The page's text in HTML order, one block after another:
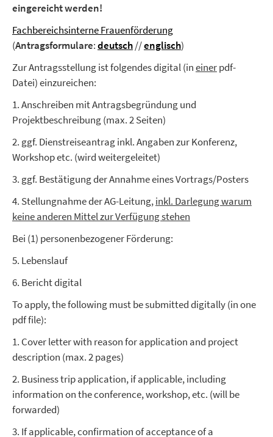
eingereicht werden!
Fachbereichsinterne Frauenförderung
(Antragsformulare:deutsch//englisch)
Zur Antragsstellung ist folgendes digital (ineinerpdf-
Datei) einzureichen:
1. Anschreiben mit Antragsbegründung und
Projektbeschreibung (max. 2 Seiten)
2. ggf. Dienstreiseantrag inkl. Angaben zur Konferenz,
Workshop etc. (wird weitergeleitet)
3. ggf. Bestätigung der Annahme eines Vortrags/Posters
4. Stellungnahme der AG-Leitung,inkl. Darlegung warum
keine anderen Mittel zur Verfügung stehen
Bei (1) personenbezogener Förderung:
5. Lebenslauf
6. Bericht digital
To apply, the following must be submitted digitally (in one
pdf file):
1. Cover letter with reason for application and project
description (max. 2 pages)
2. Business trip application, if applicable, including
information on the conference, workshop, etc. (will be
forwarded)
3. If applicable, confirmation of acceptance of a